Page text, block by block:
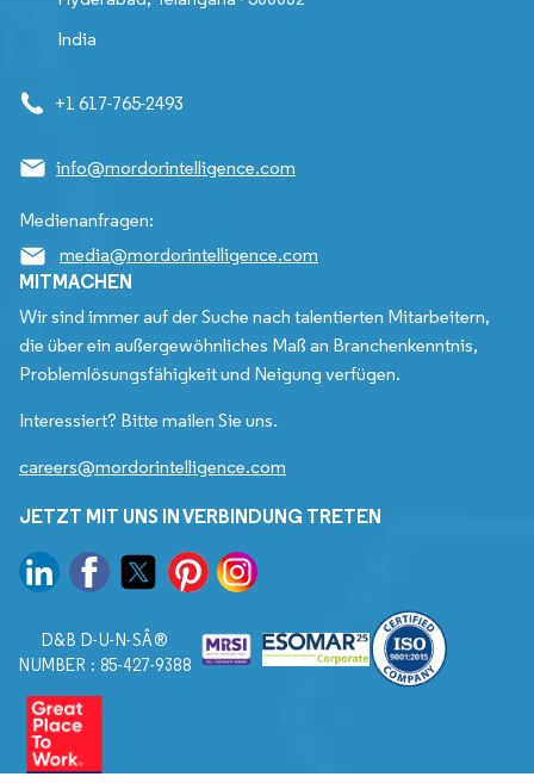
India
+1 617-765-2493
info@mordorintelligence.com
Medienanfragen:
media@mordorintelligence.com
MITMACHEN
Wir sind immer auf der Suche nach talentierten Mitarbeitern,
die über ein außergewöhnliches Maß an Branchenkenntnis,
Problemlösungsfähigkeit und Neigung verfügen.
Interessiert? Bitte mailen Sie uns.
careers@mordorintelligence.com
JETZT MIT UNS IN VERBINDUNG TRETEN
D&B D-U-N-SÂ®
NUMBER : 85-427-9388